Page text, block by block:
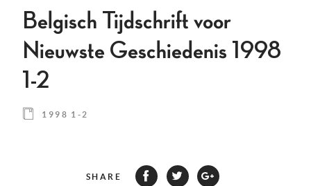
Belgisch Tijdschrift voor
Nieuwste Geschiedenis 1998
1-2
1998 1-2
SHARE